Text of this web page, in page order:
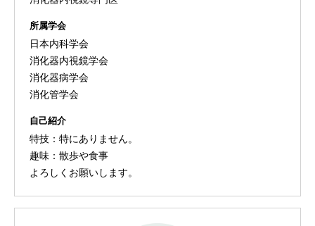
所属学会
日本内科学会
消化器内視鏡学会
消化器病学会
消化管学会
自己紹介
特技：特にありません。
趣味：散歩や食事
よろしくお願いします。